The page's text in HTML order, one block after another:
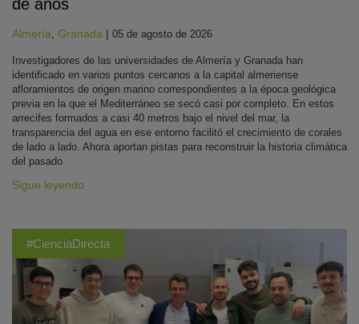
de años
Almería Granada | 05 de agosto de 2026
Investigadores de las universidades de Almería y Granada han
identificado en varios puntos cercanos a la capital almeriense
afloramientos de origen marino correspondientes a la época geológica
previa en la que el Mediterráneo se secó casi por completo. En estos
arrecifes formados a casi 40 metros bajo el nivel del mar, la
transparencia del agua en ese entorno facilitó el crecimiento de corales
de lado a lado. Ahora aportan pistas para reconstruir la historia climática
del pasado.
Sigue leyendo
#CienciaDirecta